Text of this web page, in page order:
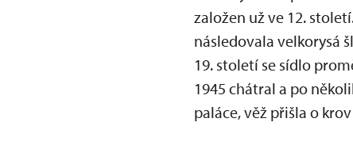
založen už ve 12.
následovala velkorysá
19. století se sídlo
1945 chátral a po
paláce, věž přišla o